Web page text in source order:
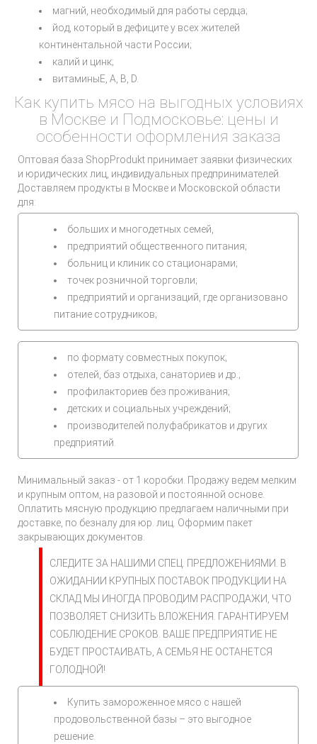
магний, необходимый для работы сердца;
йод, который в дефиците у всех жителей
континентальной части России;
калий и цинк;
витаминыЕ, А, В, D.
Как купить мясо на выгодных условиях
в Москве и Подмосковье: цены и
особенности оформления заказа
Оптовая база ShopProdukt принимает заявки физических
и юридических лиц, индивидуальных предпринимателей.
Доставляем продукты в Москве и Московской области
для:
больших и многодетных семей,
предприятий общественного питания;
больниц и клиник со стационарами;
точек розничной торговли;
предприятий и организаций, где организовано
питание сотрудников;
по формату совместных покупок;
отелей, баз отдыха, санаториев и др.;
профилакториев без проживания;
детских и социальных учреждений;
производителей полуфабрикатов и других
предприятий.
Минимальный заказ - от 1 коробки. Продажу ведем мелким
и крупным оптом, на разовой и постоянной основе.
Оплатить мясную продукцию предлагаем наличными при
доставке, по безналу для юр. лиц. Оформим пакет
закрывающих документов.
СЛЕДИТЕ ЗА НАШИМИ СПЕЦ. ПРЕДЛОЖЕНИЯМИ. В
ОЖИДАНИИ КРУПНЫХ ПОСТАВОК ПРОДУКЦИИ НА
СКЛАД МЫ ИНОГДА ПРОВОДИМ РАСПРОДАЖИ, ЧТО
ПОЗВОЛЯЕТ СНИЗИТЬ ВЛОЖЕНИЯ. ГАРАНТИРУЕМ
СОБЛЮДЕНИЕ СРОКОВ. ВАШЕ ПРЕДПРИЯТИЕ НЕ
БУДЕТ ПРОСТАИВАТЬ, А СЕМЬЯ НЕ ОСТАНЕТСЯ
ГОЛОДНОЙ!
Купить замороженное мясо с нашей
продовольственной базы – это выгодное
решение.